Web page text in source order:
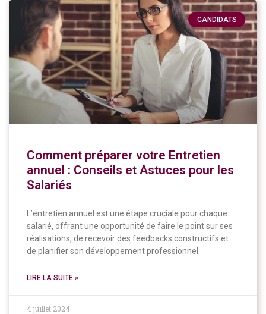
CANDIDATS
Comment préparer votre Entretien
annuel : Conseils et Astuces pour les
Salariés
L’entretien annuel est une étape cruciale pour chaque
salarié, offrant une opportunité de faire le point sur ses
réalisations, de recevoir des feedbacks constructifs et
de planifier son développement professionnel.
LIRE LA SUITE »
4 juillet 2024